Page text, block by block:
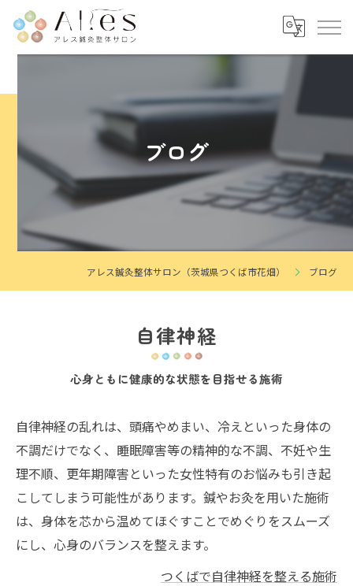
ブログ
アレス鍼灸整体サロン（茨城県つくば市花畑） ブログ
自律神経
心身ともに健康的な状態を目指せる施術
自律神経の乱れは、頭痛やめまい、冷えといった身体の
不調だけでなく、睡眠障害等の精神的な不調、不妊や生
理不順、更年期障害といった女性特有のお悩みも引き起
こしてしまう可能性があります。鍼やお灸を用いた施術
は、身体を芯から温めてほぐすことでめぐりをスムーズ
にし、心身のバランスを整えます。
つくばで自律神経を整える施術